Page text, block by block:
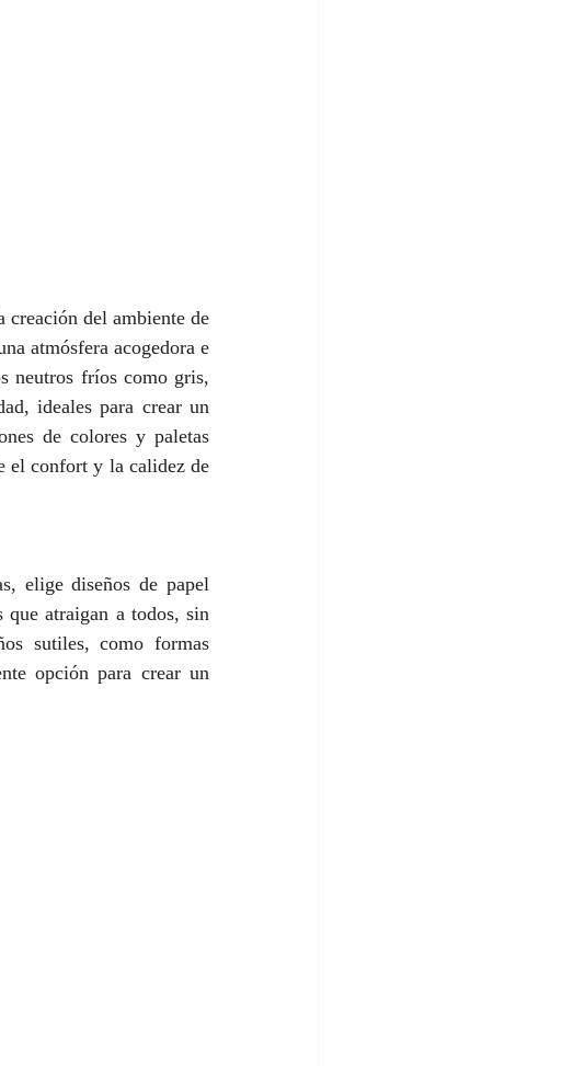
creación del ambiente de
atmósfera acogedora e
neutros fríos como gris,
ideales para crear un
de colores y paletas
el confort y la calidez de
elige diseños de papel
que atraigan a todos, sin
sutiles, como formas
opción para crear un